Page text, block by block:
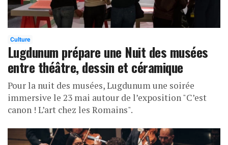
Culture
Lugdunum prépare une Nuit des musées
entre théâtre, dessin et céramique
Pour la nuit des musées, Lugdunum une soirée
immersive le 23 mai autour de l’exposition "C’est
canon ! L’art chez les Romains".